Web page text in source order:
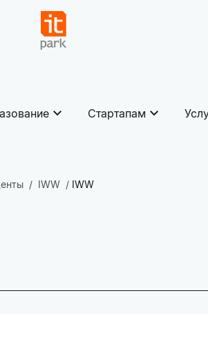
Стартапам
IWW IWW